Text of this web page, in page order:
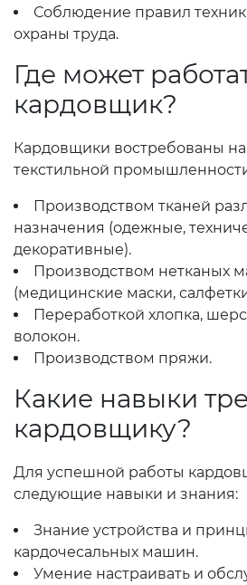
Соблюдение правил
охраны труда.
Где может
кардовщик?
Кардовщики востребованы
текстильной
Производством тканей
назначения (одежные,
декоративные).
Производством нетканых
(медицинские маски,
Переработкой хлопка,
волокон.
Производством пряжи.
Какие навыки
кардовщику?
Для успешной работы
следующие навыки и знания:
Знание устройства и
кардочесальных машин.
Умение настраивать и